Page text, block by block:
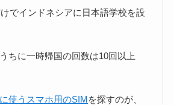
でインドネシアに日本語学校を設
ちに一時帰国の回数は10回以上
使うスマホ用のSIMを探すのが、